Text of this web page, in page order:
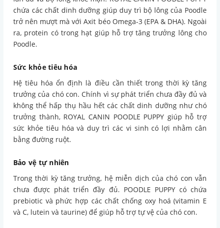
chứa các chất dinh dưỡng giúp duy trì bộ lông của Poodle
trở nên mượt mà với Axit béo Omega-3 (EPA & DHA). Ngoài
ra, protein có trong hạt giúp hỗ trợ tăng trưởng lông cho
Poodle.
Sức khỏe tiêu hóa
Hệ tiêu hóa ổn định là điều cần thiết trong thời kỳ tăng
trưởng của chó con. Chính vì sự phát triển chưa đầy đủ và
không thể hấp thụ hầu hết các chất dinh dưỡng như chó
trưởng thành, ROYAL CANIN POODLE PUPPY giúp hỗ trợ
sức khỏe tiêu hóa và duy trì các vi sinh có lợi nhằm cân
bằng đường ruột.
Bảo vệ tự nhiên
Trong thời kỳ tăng trưởng, hệ miễn dịch của chó con vẫn
chưa được phát triển đầy đủ. POODLE PUPPY có chứa
prebiotic và phức hợp các chất chống oxy hoá (vitamin E
và C, lutein và taurine) để giúp hỗ trợ tự vệ của chó con.